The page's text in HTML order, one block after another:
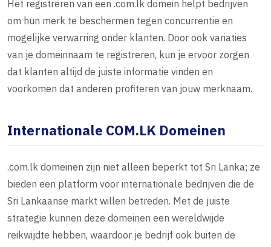
Het registreren van een .com.lk domein helpt bedrijven
om hun merk te beschermen tegen concurrentie en
mogelijke verwarring onder klanten. Door ook variaties
van je domeinnaam te registreren, kun je ervoor zorgen
dat klanten altijd de juiste informatie vinden en
voorkomen dat anderen profiteren van jouw merknaam.
Internationale COM.LK Domeinen
.com.lk domeinen zijn niet alleen beperkt tot Sri Lanka; ze
bieden een platform voor internationale bedrijven die de
Sri Lankaanse markt willen betreden. Met de juiste
strategie kunnen deze domeinen een wereldwijde
reikwijdte hebben, waardoor je bedrijf ook buiten de